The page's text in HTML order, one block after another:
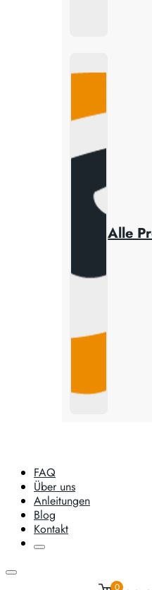
Alle
FAQ
Über uns
Anleitungen
Blog
Kontakt
0